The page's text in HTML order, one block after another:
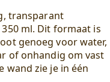
transparant
ml. Dit formaat is
genoeg voor water,
of onhandig om vast
wand zie je in één